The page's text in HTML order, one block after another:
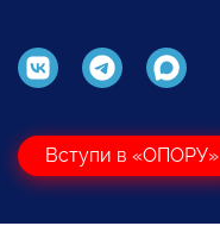
Вступи в «ОПОРУ»